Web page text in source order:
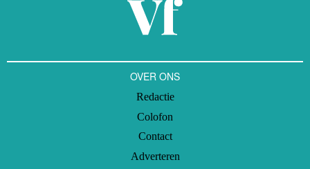
OVER ONS
Redactie
Colofon
Contact
Adverteren